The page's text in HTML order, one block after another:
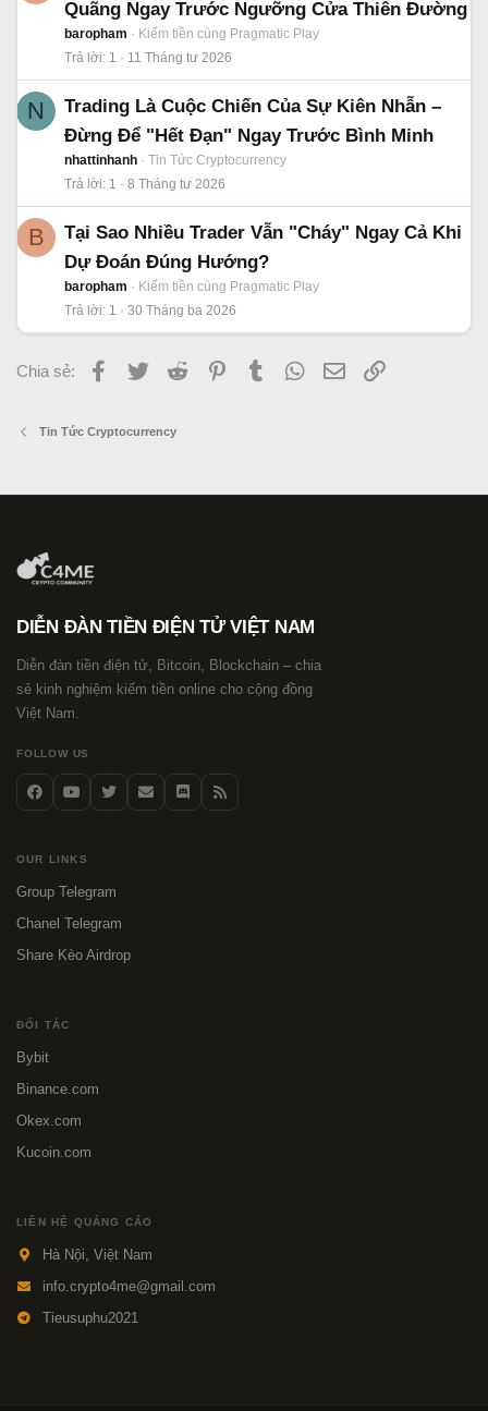
Quãng Ngay Trước Ngưỡng Cửa Thiên Đường
baropham
Kiếm tiền cùng Pragmatic Play
Trả lời 1 11 Tháng tư 2026
N
Trading Là Cuộc Chiến Của Sự Kiên Nhẫn –
Đừng Để "Hết Đạn" Ngay Trước Bình Minh
nhattinhanh
Tin Tức Cryptocurrency
Trả lời 1 8 Tháng tư 2026
B
Tại Sao Nhiều Trader Vẫn "Cháy" Ngay Cả Khi
Dự Đoán Đúng Hướng?
baropham
Kiếm tiền cùng Pragmatic Play
Trả lời 1 30 Tháng ba 2026
Chia sẻ: Facebook
Twitter Reddit PinterestTumblr WhatsApp
Email
Tin Tức Cryptocurrency
DIỄN ĐÀN TIỀN ĐIỆN TỬ VIỆT NAM
Diễn đàn tiền điện tử, Bitcoin, Blockchain – chia
sẻ kinh nghiệm kiếm tiền online cho cộng đồng
Việt Nam.
FOLLOW US
OUR LINKS
Group Telegram
Chanel Telegram
Share Kèo Airdrop
ĐỐI TÁC
Bybit
Binance.com
Okex.com
Kucoin.com
LIÊN HỆ QUẢNG CÁO
Hà Nội, Việt Nam
info.crypto4me@gmail.com
Tieusuphu2021